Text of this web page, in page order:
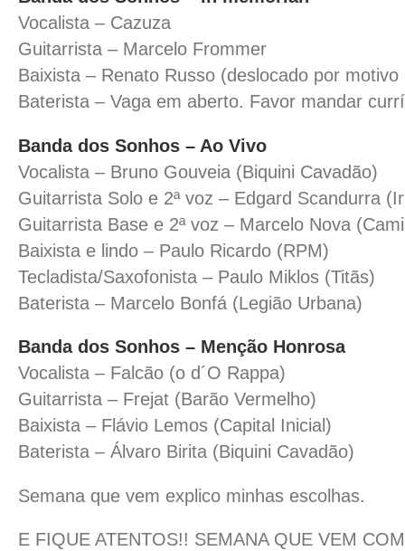
Vocalista – Cazuza
Guitarrista – Marcelo Frommer
Baixista – Renato Russo (deslocado por
Baterista – Vaga em aberto. Favor mandar
Banda dos Sonhos – Ao Vivo
Vocalista – Bruno Gouveia (Biquini Cavadão)
Guitarrista Solo e 2ª voz – Edgard Scandurra
Guitarrista Base e 2ª voz – Marcelo Nova
Baixista e lindo – Paulo Ricardo (RPM)
Tecladista/Saxofonista – Paulo Miklos (Titãs)
Baterista – Marcelo Bonfá (Legião Urbana)
Banda dos Sonhos – Menção Honrosa
Vocalista – Falcão (o d´O Rappa)
Guitarrista – Frejat (Barão Vermelho)
Baixista – Flávio Lemos (Capital Inicial)
Baterista – Álvaro Birita (Biquini Cavadão)
Semana que vem explico minhas escolhas.
E FIQUE ATENTOS!! SEMANA QUE VEM